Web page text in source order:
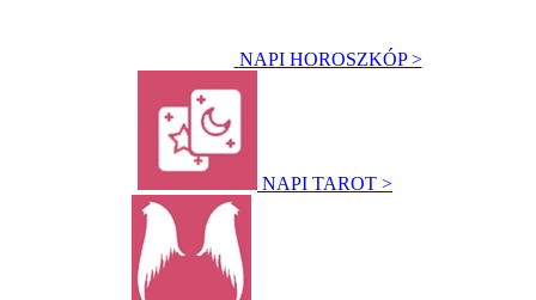
NAPI HOROSZKÓP >
NAPI TAROT >